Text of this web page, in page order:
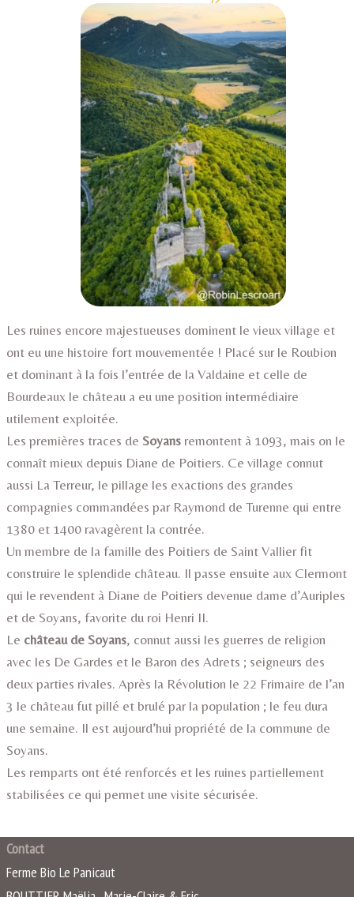
Les ruines encore majestueuses dominent le vieux village et
ont eu une histoire fort mouvementée ! Placé sur le Roubion
et dominant à la fois l’entrée de la Valdaine et celle de
Bourdeaux le château a eu une position intermédiaire
utilement exploitée.
Les premières traces de Soyans remontent à 1093, mais on le
connaît mieux depuis Diane de Poitiers. Ce village connut
aussi La Terreur, le pillage les exactions des grandes
compagnies commandées par Raymond de Turenne qui entre
1380 et 1400 ravagèrent la contrée.
Un membre de la famille des Poitiers de Saint Vallier fit
construire le splendide château. Il passe ensuite aux Clermont
qui le revendent à Diane de Poitiers devenue dame d’Auriples
et de Soyans, favorite du roi Henri II.
Le château de Soyans, connut aussi les guerres de religion
avec les De Gardes et le Baron des Adrets ; seigneurs des
deux parties rivales. Après la Révolution le 22 Frimaire de l’an
3 le château fut pillé et brulé par la population ; le feu dura
une semaine. Il est aujourd’hui propriété de la commune de
Soyans.
Les remparts ont été renforcés et les ruines partiellement
stabilisées ce qui permet une visite sécurisée.
Contact
Ferme Bio Le Panicaut